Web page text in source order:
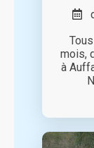
mois,
à